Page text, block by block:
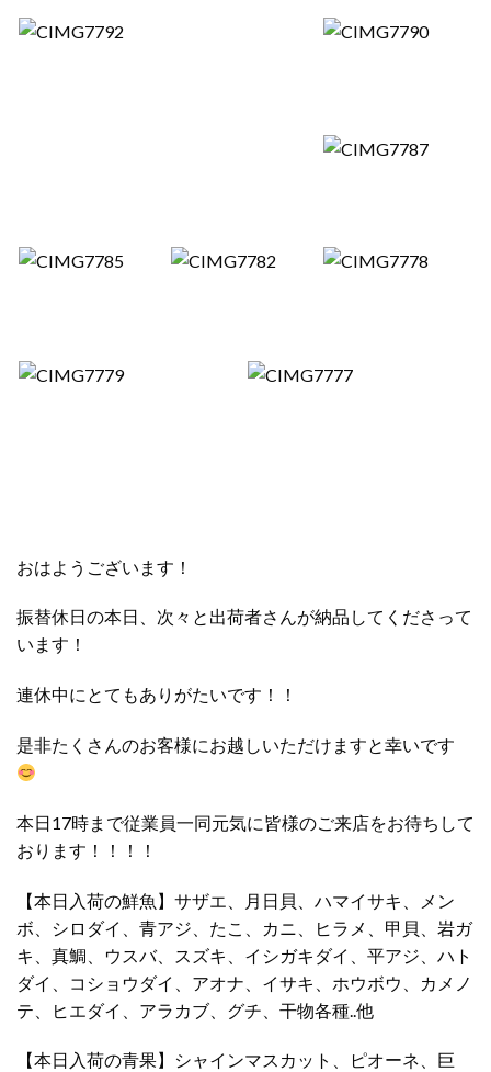
おはようございます！
振替休日の本日、次々と出荷者さんが納品してくださって
います！
連休中にとてもありがたいです！！
是非たくさんのお客様にお越しいただけますと幸いです
本日17時まで従業員一同元気に皆様のご来店をお待ちして
おります！！！！
【本日入荷の鮮魚】サザエ、月日貝、ハマイサキ、メン
ボ、シロダイ、青アジ、たこ、カニ、ヒラメ、甲貝、岩ガ
キ、真鯛、ウスバ、スズキ、イシガキダイ、平アジ、ハト
ダイ、コショウダイ、アオナ、イサキ、ホウボウ、カメノ
テ、ヒエダイ、アラカブ、グチ、干物各種..他
【本日入荷の青果】シャインマスカット、ピオーネ、巨